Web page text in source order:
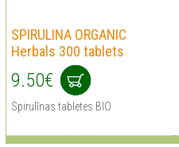
SPIRULINA ORGANIC
Herbals 300 tablets
9.50€
Spirulīnas tabletes BIO